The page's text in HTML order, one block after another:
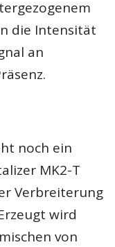
die Intensität
an
noch ein
MK2-T
Verbreiterung
wird
von